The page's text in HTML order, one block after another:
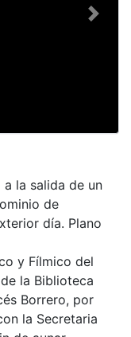
Next
la salida de un
de
día. Plano
y Fílmico del
la Biblioteca
Borrero, por
la Secretaria